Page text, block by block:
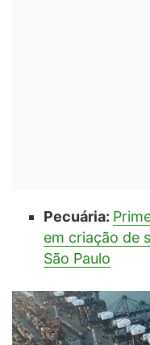
Pecuária:
em criação de
São Paulo